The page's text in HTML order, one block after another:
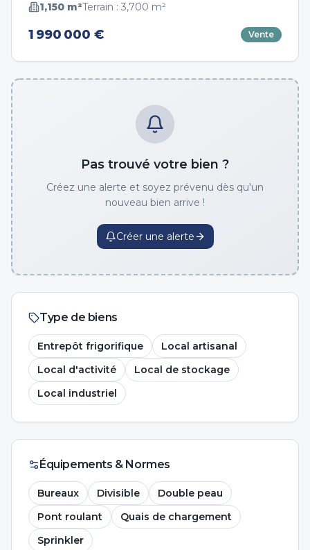
1,150 m²Terrain : 3,700 m²
1 990 000 € Vente
Pas trouvé votre bien ?
Créez une alerte et soyez prévenu dès qu'un
nouveau bien arrive !
Créer une alerte
Type de biens
Entrepôt frigorifique
Local artisanal
Local d'activité
Local de stockage
Local industriel
Équipements & Normes
Bureaux Divisible
Double peau
Pont roulant
Quais de chargement
Sprinkler